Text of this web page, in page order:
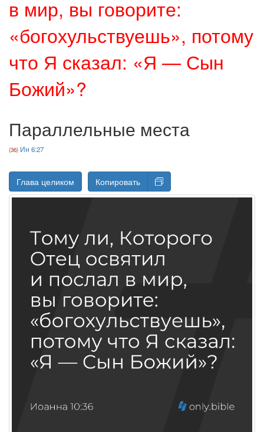
в мир, вы говорите:
«богохульствуешь», потому
что Я сказал: «Я — Сын
Божий»?
Параллельные места
Ин 6:27
Глава целиком Копировать